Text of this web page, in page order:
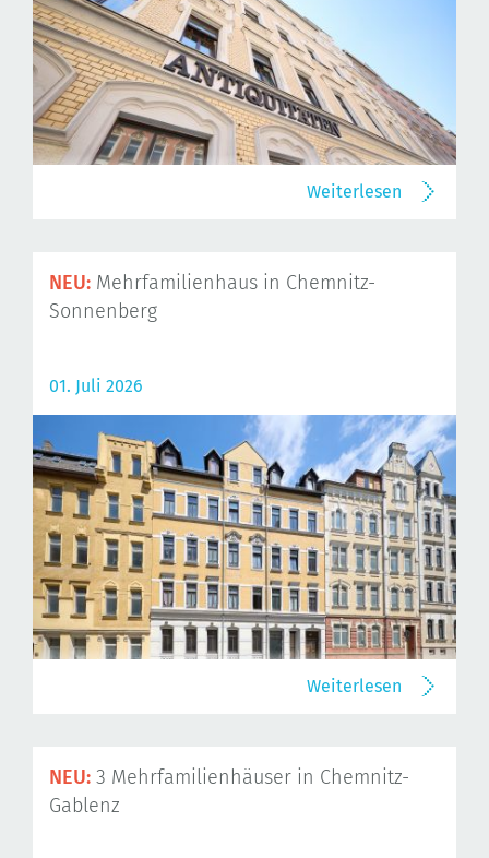
Weiterlesen
NEU: Mehrfamilienhaus in Chemnitz-
Sonnenberg
01. Juli 2026
Weiterlesen
NEU: 3 Mehrfamilienhäuser in Chemnitz-
Gablenz